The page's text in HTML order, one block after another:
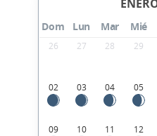
Dom Lun Mar Mié
26 27 28 29
02 03 04 05
09 10 11 12